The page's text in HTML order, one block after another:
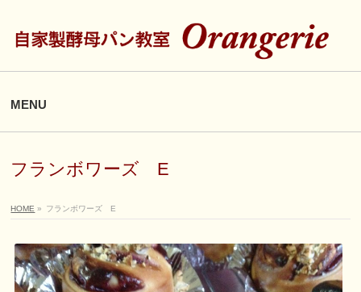
MENU
フランボワーズ E
HOME » フランボワーズ E